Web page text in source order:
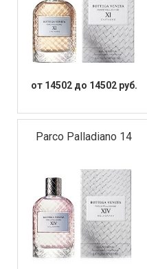
от 14502 до 14502 руб.
Parco Palladiano 14